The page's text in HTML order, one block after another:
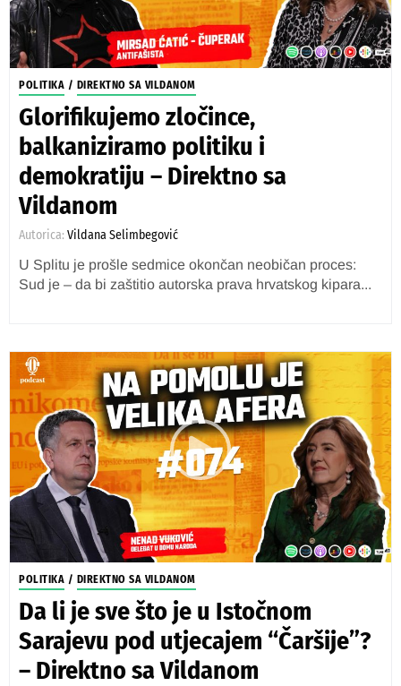
POLITIKA / DIREKTNO SA VILDANOM
Glorifikujemo zločince,
balkaniziramo politiku i
demokratiju – Direktno sa
Vildanom
Autorica: Vildana Selimbegović
U Splitu je prošle sedmice okončan neobičan proces:
Sud je – da bi zaštitio autorska prava hrvatskog kipara...
POLITIKA / DIREKTNO SA VILDANOM
Da li je sve što je u Istočnom
Sarajevu pod utjecajem “Čaršije”?
– Direktno sa Vildanom